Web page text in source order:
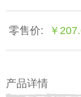
零售价: ￥
产品详情